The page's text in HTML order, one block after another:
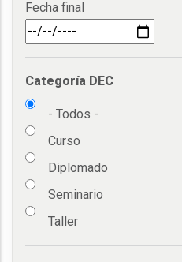
Categoría DEC
- Todos -
Curso
Diplomado
Seminario
Taller